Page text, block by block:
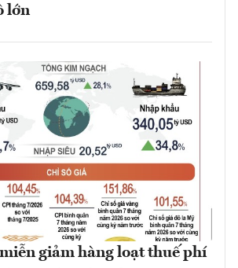
lớn
giảm hàng loạt thuế phí